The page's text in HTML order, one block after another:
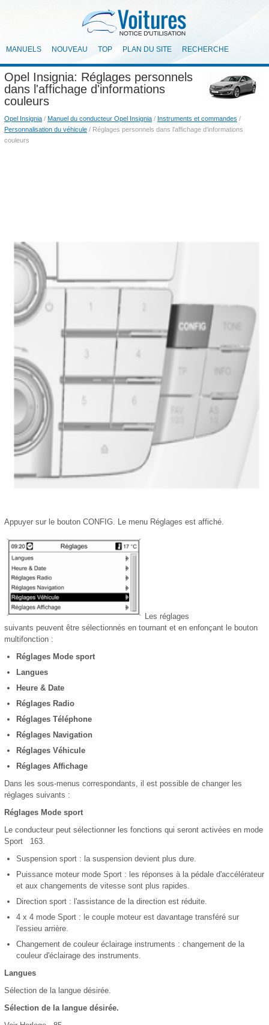
MANUELS NOUVEAU TOP PLAN DU SITE RECHERCHE
Opel Insignia: Réglages personnels
dans l'affichage d'informations
couleurs
Opel Insignia / Manuel du conducteur Opel Insignia / Instruments et commandes /
Personnalisation du véhicule / Réglages personnels dans l'affichage d'informations
couleurs
Appuyer sur le bouton CONFIG. Le menu Réglages est affiché.
Les réglages
suivants peuvent être sélectionnés en tournant et en enfonçant le bouton
multifonction :
Réglages Mode sport
Langues
Heure & Date
Réglages Radio
Réglages Téléphone
Réglages Navigation
Réglages Véhicule
Réglages Affichage
Dans les sous-menus correspondants, il est possible de changer les
réglages suivants :
Réglages Mode sport
Le conducteur peut sélectionner les fonctions qui seront activées en mode
Sport 163.
Suspension sport : la suspension devient plus dure.
Puissance moteur mode Sport : les réponses à la pédale d'accélérateur
et aux changements de vitesse sont plus rapides.
Direction sport : l'assistance de la direction est réduite.
4 x 4 mode Sport : le couple moteur est davantage transféré sur
l'essieu arrière.
Changement de couleur éclairage instruments : changement de la
couleur d'éclairage des instruments.
Langues
Sélection de la langue désirée.
Sélection de la langue désirée.